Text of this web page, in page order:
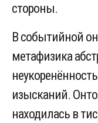
стороны.
В событийной
метафизика
изысканий.
находилась в